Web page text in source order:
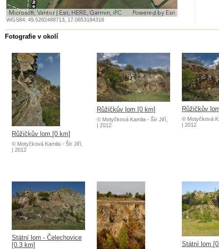
Microsoft, Vantor | Esri, HERE, Garmin, iPC Powered by Esri
WGS84: 49.5282488713 17.0853184316
Fotografie v okolí
Růžičkův lom [0 km]
© Motyčková Kamila - Šír Jiří,
| 2012
Růžičkův lom [0 km]
© Motyčková Kamila - Šír Jiří,
| 2012
Růžičkův
© Motyčková
| 2012
Státní lom - Čelechovice
[0.3 km]
Státní lom